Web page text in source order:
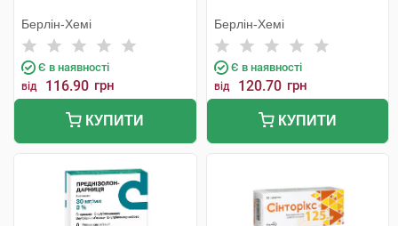
Берлін-Хемі
Є в наявності
від 116.90 грн
КУПИТИ
Берлін-Хемі
Є в наявності
від 120.70 грн
КУПИТИ